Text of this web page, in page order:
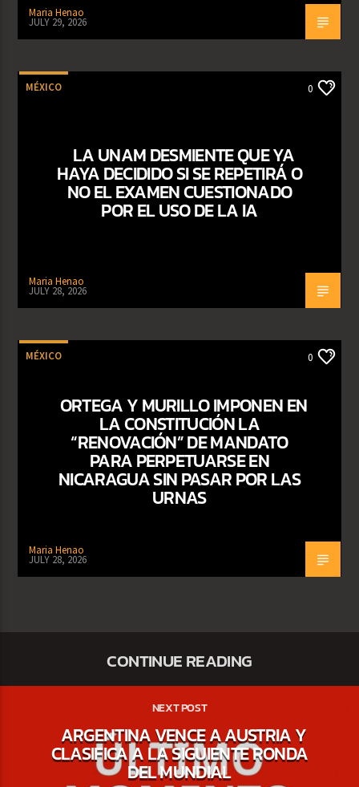
Maria Henao
JULY 29, 2026
MÉXICO 0
LA UNAM DESMIENTE QUE YA
HAYA DECIDIDO SI SE REPETIRÁ O
NO EL EXAMEN CUESTIONADO
POR EL USO DE LA IA
Maria Henao
JULY 28, 2026
MÉXICO 0
ORTEGA Y MURILLO IMPONEN EN
LA CONSTITUCIÓN LA
“RENOVACIÓN” DE MANDATO
PARA PERPETUARSE EN
NICARAGUA SIN PASAR POR LAS
URNAS
Maria Henao
JULY 28, 2026
CONTINUE READING
NEXT POST
ARGENTINA VENCE A AUSTRIA Y
CLASIFICA A LA SIGUIENTE RONDA
DEL MUNDIAL